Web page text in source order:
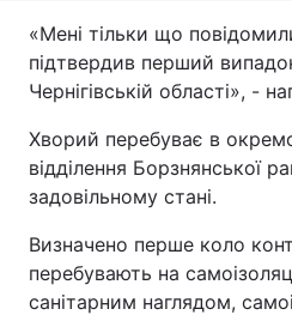
Інтерв'ю
Архів
Контакти
Послуги
«Мені тільки що
підтвердив перший
Чернігівській області», -
Хворий перебуває в
відділення Борзнянської
задовільному стані.
Визначено перше коло
перебувають на
санітарним наглядом,